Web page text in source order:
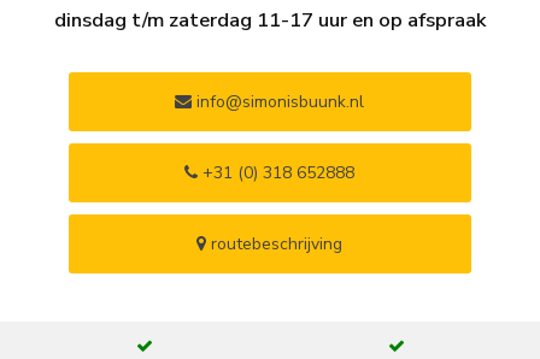
dinsdag t/m zaterdag 11-17 uur en op afspraak
info@simonisbuunk.nl
+31 (0) 318 652888
routebeschrijving